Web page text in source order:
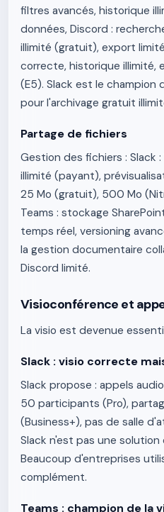
filtres avancés, historique
données, Discord :
illimité (gratuit), export
correcte, historique illimité,
(E5). Slack est le champion
pour l'archivage gratuit
Partage de fichiers
Gestion des fichiers : Slack
illimité (payant),
25 Mo (gratuit), 500 Mo
Teams : stockage
temps réel, versioning
la gestion documentaire
Discord limité.
Visioconférence et
La visio est devenue
Slack : visio correcte
Slack propose : appels
50 participants (Pro),
(Business+), pas de salle
Slack n'est pas une solution
Beaucoup d'entreprises
complément.
Teams : champion de la